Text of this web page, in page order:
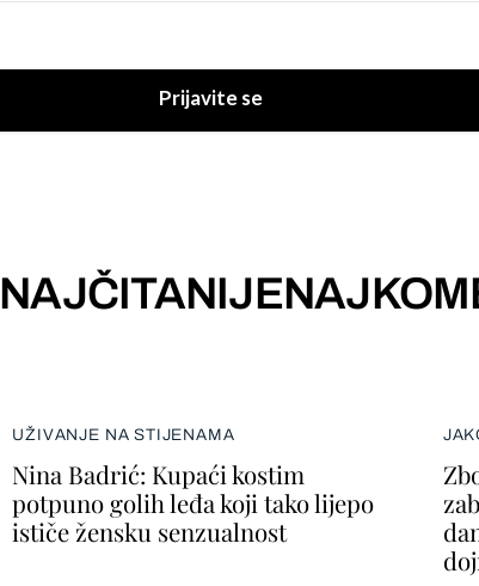
Prijavite se
NAJČITANIJE
UŽIVANJE NA STIJENAMA
Nina Badrić: Kupaći kostim
potpuno golih leđa koji tako lijepo
ističe žensku senzualnost